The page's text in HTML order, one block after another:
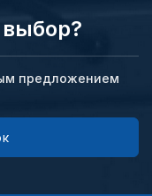
предложением